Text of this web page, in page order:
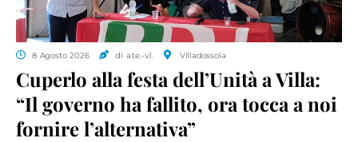
8 Agosto 2026 di a.te.-v.l. Villadossola
Cuperlo alla festa dell’Unità a Villa:
“Il governo ha fallito, ora tocca a noi
fornire l’alternativa”